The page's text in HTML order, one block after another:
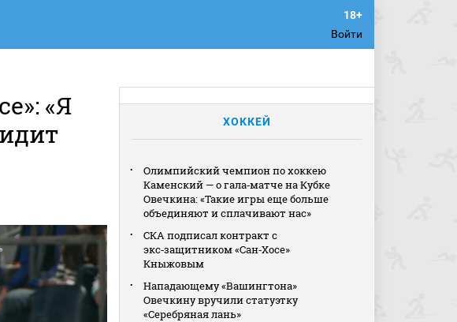
Войти
«Я
ХОККЕЙ
Олимпийский чемпион по хоккею
Каменский — о гала‑матче на Кубке
Овечкина: «Такие игры еще больше
объединяют и сплачивают нас»
СКА подписал контракт с
экс‑защитником «Сан‑Хосе»
Кныжовым
Нападающему «Вашингтона»
Овечкину вручили статуэтку
«Серебряная лань»